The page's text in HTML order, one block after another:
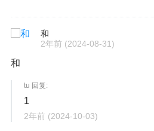
和
2年前 (2024-08-31)
和
tu 回复:
1
2年前 (2024-10-03)